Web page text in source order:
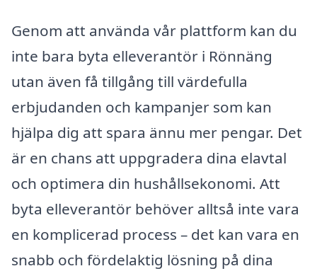
Genom att använda vår plattform kan du
inte bara byta elleverantör i Rönnäng
utan även få tillgång till värdefulla
erbjudanden och kampanjer som kan
hjälpa dig att spara ännu mer pengar. Det
är en chans att uppgradera dina elavtal
och optimera din hushållsekonomi. Att
byta elleverantör behöver alltså inte vara
en komplicerad process – det kan vara en
snabb och fördelaktig lösning på dina